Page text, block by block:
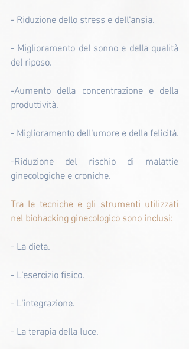
- Riduzione dello stress e dell'ansia.
- Miglioramento del sonno e della qualità
del riposo.
-Aumento della concentrazione e della
produttività.
- Miglioramento dell'umore e della felicità.
-Riduzione del rischio di malattie
ginecologiche e croniche.
Tra le tecniche e gli strumenti utilizzati
nel biohacking ginecologico sono inclusi:
- La dieta.
- L'esercizio fisico.
- L'integrazione.
- La terapia della luce.